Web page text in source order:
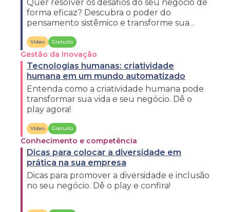
Quer resolver os desafios do seu negócio de
forma eficaz? Descubra o poder do
pensamento sistêmico e transforme sua
Vídeo Gratuito
Gestão da Inovação
Tecnologias humanas: criatividade
humana em um mundo automatizado
Entenda como a criatividade humana pode
transformar sua vida e seu negócio. Dê o
play agora!
Vídeo Gratuito
Conhecimento e competência
Dicas para colocar a diversidade em
prática na sua empresa
Dicas para promover a diversidade e inclusão
no seu negócio. Dê o play e confira!